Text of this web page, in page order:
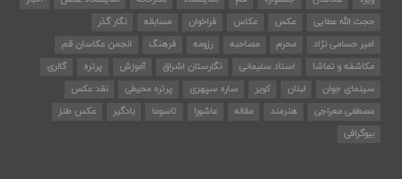
حجت الله عطایی
عکس عکاس فراخوان مسابقه
نگار گذر
امیر حسامی نژاد
محرم مصاحبه رزومه فرهنگ
انجمن عکاسان قم
مکاشفه و تماشا
استاد سلیمانی نگارستان اشراق آموزش پرتره
گالری
سینمای جوان
لبنان کویر ساره سپهری پرتره محیطی
نقد عکس
مصطفی معراجی
هنرمند مقاله عاشورا تاسوعا بادگیر
عکس طنز
بیوگرافی